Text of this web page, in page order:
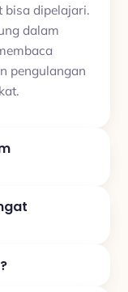
bisa dipelajari.
dalam
pengulangan